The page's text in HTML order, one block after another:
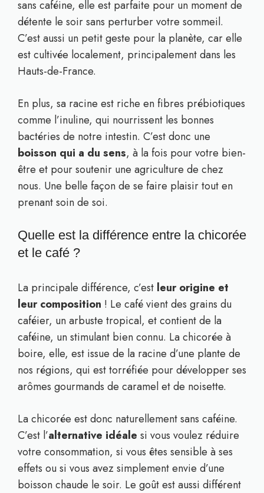
sans caféine, elle est parfaite pour un moment de
détente le soir sans perturber votre sommeil.
C’est aussi un petit geste pour la planète, car elle
est cultivée localement, principalement dans les
Hauts-de-France.
En plus, sa racine est riche en fibres prébiotiques
comme l’inuline, qui nourrissent les bonnes
bactéries de notre intestin. C’est donc une
boisson qui a du sens, à la fois pour votre bien-
être et pour soutenir une agriculture de chez
nous. Une belle façon de se faire plaisir tout en
prenant soin de soi.
Quelle est la différence entre la chicorée
et le café ?
La principale différence, c’est leur origine et
leur composition ! Le café vient des grains du
caféier, un arbuste tropical, et contient de la
caféine, un stimulant bien connu. La chicorée à
boire, elle, est issue de la racine d’une plante de
nos régions, qui est torréfiée pour développer ses
arômes gourmands de caramel et de noisette.
La chicorée est donc naturellement sans caféine.
C’est l’alternative idéale si vous voulez réduire
votre consommation, si vous êtes sensible à ses
effets ou si vous avez simplement envie d’une
boisson chaude le soir. Le goût est aussi différent